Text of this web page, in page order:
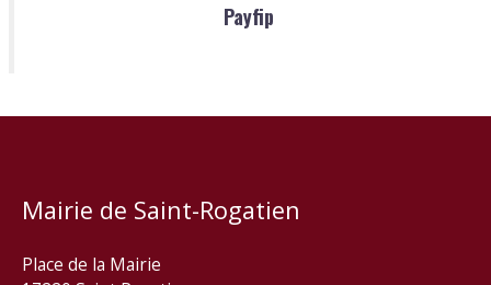
Payfip
Mairie de Saint-Rogatien
Place de la Mairie